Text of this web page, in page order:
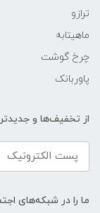
ترازو
ماهیتابه
چرخ گوشت
پاوربانک
از تخفیف‌ها و
ما را در شبکه‌های